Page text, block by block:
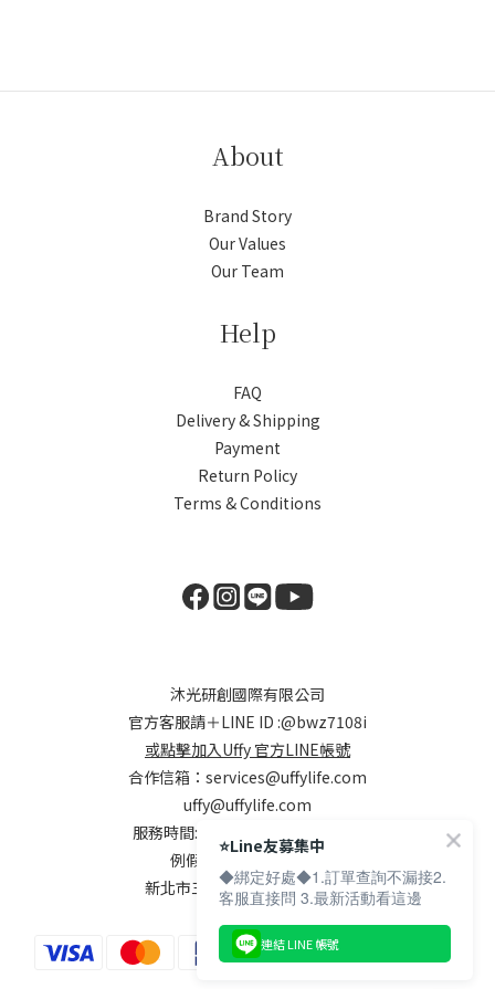
About
Brand Story
Our Values
Our Team
Help
FAQ
Delivery & Shipping
Payment
Return Policy
Terms & Conditions
沐光研創國際有限公司
官方客服請＋LINE ID :@bwz7108i
或點擊加入Uffy 官方LINE帳號
合作信箱： services@uffylife.com
uffy@uffylife.com
服務時間: 週一~週五，9:00-18:00
例假日及國定假日公休
新北市三重區集美街148號7樓
⭐️Line友募集中
◆綁定好處◆1.訂單查詢不漏接2.
客服直接問 3.最新活動看這邊
連結 LINE 帳號